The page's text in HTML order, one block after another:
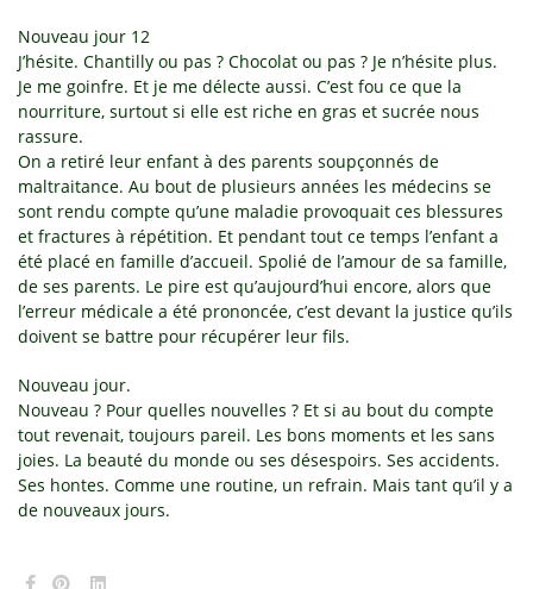
Nouveau jour 12
J’hésite. Chantilly ou pas ? Chocolat ou pas ? Je n’hésite plus.
Je me goinfre. Et je me délecte aussi. C’est fou ce que la
nourriture, surtout si elle est riche en gras et sucrée nous
rassure.
On a retiré leur enfant à des parents soupçonnés de
maltraitance. Au bout de plusieurs années les médecins se
sont rendu compte qu’une maladie provoquait ces blessures
et fractures à répétition. Et pendant tout ce temps l’enfant a
été placé en famille d’accueil. Spolié de l’amour de sa famille,
de ses parents. Le pire est qu’aujourd’hui encore, alors que
l’erreur médicale a été prononcée, c’est devant la justice qu’ils
doivent se battre pour récupérer leur fils.
Nouveau jour.
Nouveau ? Pour quelles nouvelles ? Et si au bout du compte
tout revenait, toujours pareil. Les bons moments et les sans
joies. La beauté du monde ou ses désespoirs. Ses accidents.
Ses hontes. Comme une routine, un refrain. Mais tant qu’il y a
de nouveaux jours.